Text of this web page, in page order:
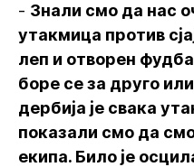
- Знали смо да нас
утакмица против
леп и отворен
боре се за друго
дербија је свака
показали смо да
екипа. Било је